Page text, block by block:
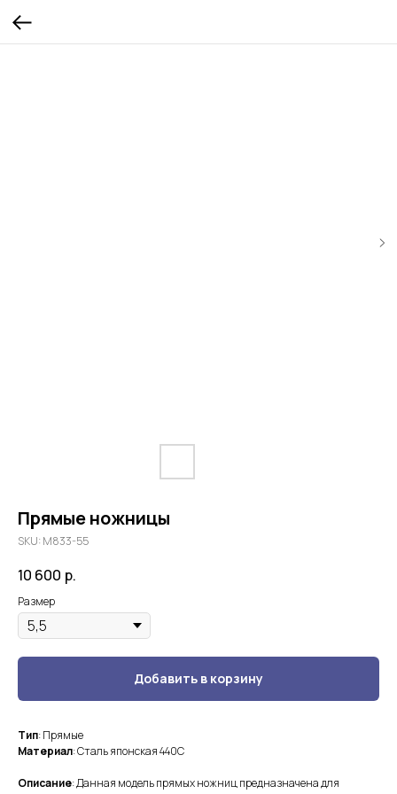
Прямые ножницы
SKU: М833-55
10 600 р.
Размер
Добавить в корзину
Тип: Прямые
Материал: Сталь японская 440С
Описание: Данная модель прямых ножниц предназначена для